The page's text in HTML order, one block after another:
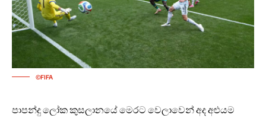
©FIFA
පාපන්දු ලෝක කුසලානයේ මෙරට වෙලාවෙන් අද අළුයම